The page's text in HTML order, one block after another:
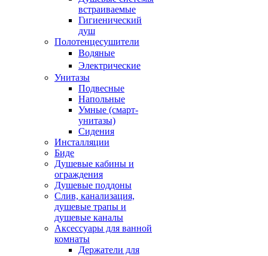
встраиваемые
Гигиенический
душ
Полотенцесушители
ㅤВодяные
ㅤЭлектрические
Унитазы
Подвесные
Напольные
Умные (смарт-
унитазы)
Сидения
Инсталляции
Биде
Душевые кабины и
ограждения
Душевые поддоны
Слив, канализация,
душевые трапы и
душевые каналы
Аксессуары для ванной
комнаты
Держатели для